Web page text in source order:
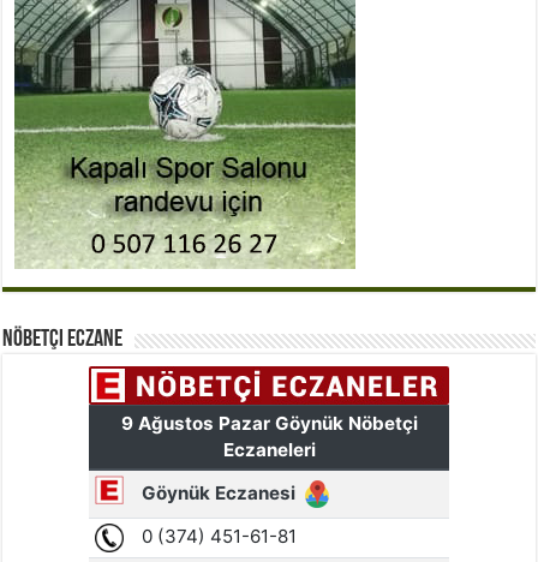
Nöbetçi Eczane